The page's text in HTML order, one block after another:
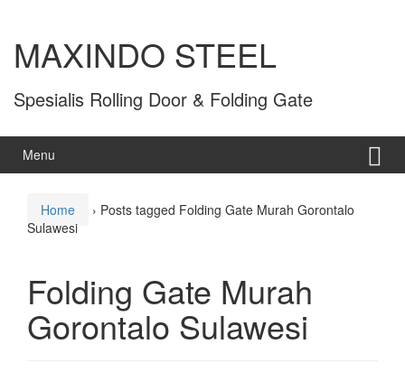
MAXINDO STEEL
Spesialis Rolling Door & Folding Gate
Menu
Home › Posts tagged Folding Gate Murah Gorontalo
Sulawesi
Folding Gate Murah
Gorontalo Sulawesi